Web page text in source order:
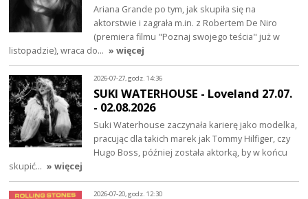
Ariana Grande po tym, jak skupiła się na
aktorstwie i zagrała m.in. z Robertem De Niro
(premiera filmu "Poznaj swojego teścia" już w
listopadzie), wraca do… » więcej
2026-07-27, godz. 14:36
SUKI WATERHOUSE - Loveland 27.07.
- 02.08.2026
Suki Waterhouse zaczynała karierę jako modelka,
pracując dla takich marek jak Tommy Hilfiger, czy
Hugo Boss, później została aktorką, by w końcu
skupić… » więcej
2026-07-20, godz. 12:30